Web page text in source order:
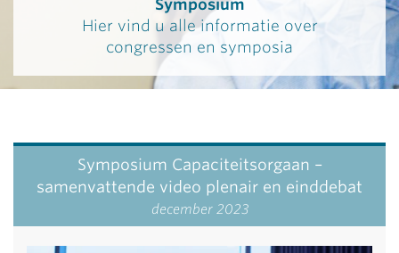
Symposium
Hier vind u alle informatie over
congressen en symposia
Symposium Capaciteitsorgaan –
samenvattende video plenair en einddebat
december 2023